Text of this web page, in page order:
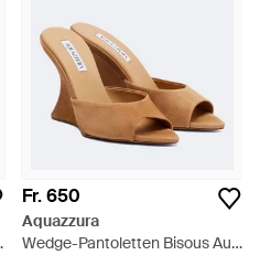
Fr. 650
Aquazzura
Wedge-Pantoletten Bisous Aus